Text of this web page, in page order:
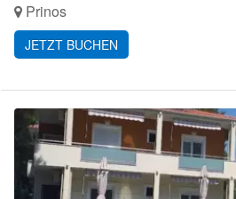
Prinos
JETZT BUCHEN